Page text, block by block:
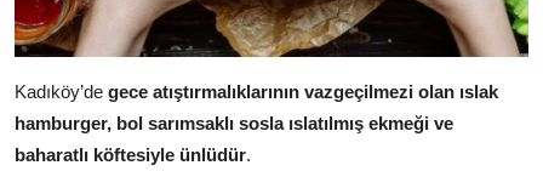
Kadıköy’de gece atıştırmalıklarının vazgeçilmezi olan ıslak
hamburger, bol sarımsaklı sosla ıslatılmış ekmeği ve
baharatlı köftesiyle ünlüdür.